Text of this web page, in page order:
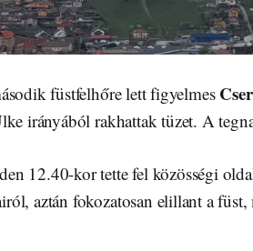
füstfelhőre lett figyelmes
irányából rakhattak tüzet. A
12.40-kor tette fel közösségi
aztán fokozatosan elillant a